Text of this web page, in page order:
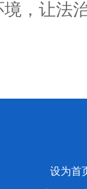
，让法
设为首